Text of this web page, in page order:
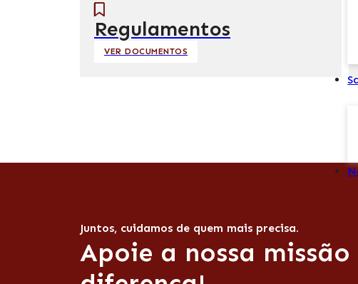
Regulamentos
VER DOCUMENTOS
Apoie a nossa
Juntos, cuidamos de quem mais precisa.